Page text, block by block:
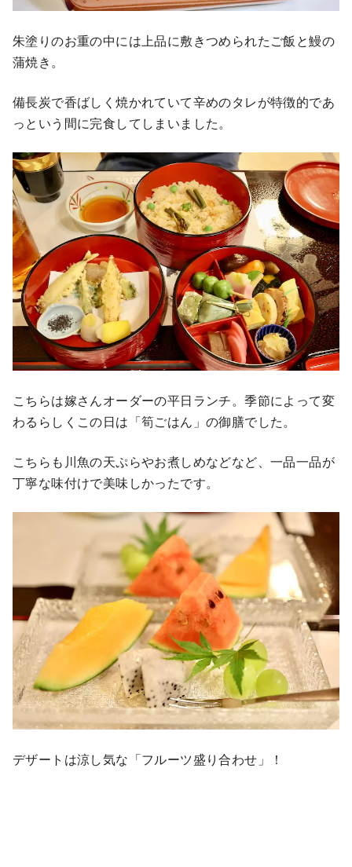
朱塗りのお重の中には上品に敷きつめられたご飯と鰻の
蒲焼き。
備長炭で香ばしく焼かれていて辛めのタレが特徴的であ
っという間に完食してしまいました。
こちらは嫁さんオーダーの平日ランチ。季節によって変
わるらしくこの日は「筍ごはん」の御膳でした。
こちらも川魚の天ぷらやお煮しめなどなど、一品一品が
丁寧な味付けで美味しかったです。
デザートは涼し気な「フルーツ盛り合わせ」！